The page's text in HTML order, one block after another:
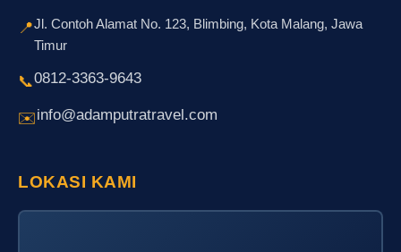
📍Jl. Contoh Alamat No. 123, Blimbing, Kota Malang, Jawa
Timur
📞0812-3363-9643
✉️info@adamputratravel.com
LOKASI KAMI